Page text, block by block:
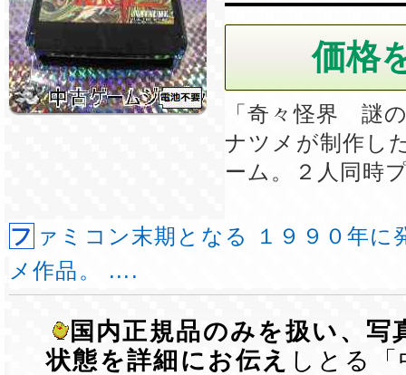
「奇々怪界 謎
ナツメが制作し
ーム。２人同時
ファミコン末期となる １９９０年に発売されたナツ
メ作品。 ....
国内正規品のみを扱い、写
状態を詳細にお伝え しとる